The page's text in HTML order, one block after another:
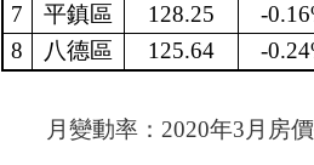
7
平鎮區 128.25 -
8
八德區 125.64 -
月變動率：2020年3月房價